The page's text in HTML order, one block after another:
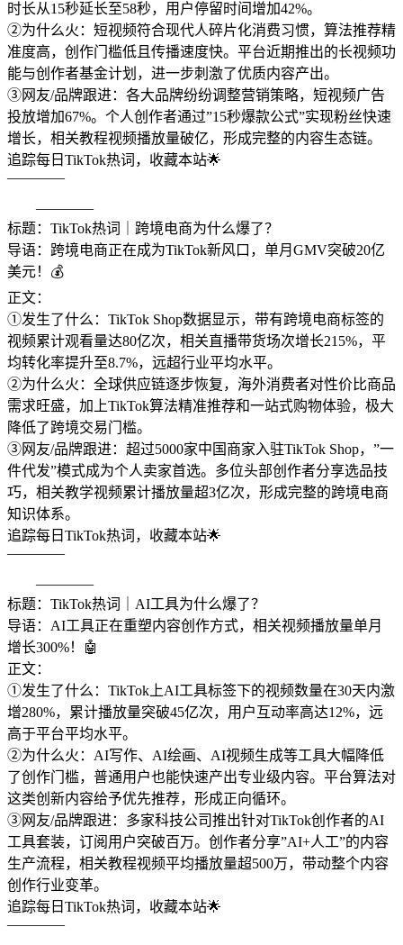
时长从15秒延长至58秒，用户停留时间增加42%。
②为什么火：短视频符合现代人碎片化消费习惯，算法推荐精
准度高，创作门槛低且传播速度快。平台近期推出的长视频功
能与创作者基金计划，进一步刺激了优质内容产出。
③网友/品牌跟进：各大品牌纷纷调整营销策略，短视频广告
投放增加67%。个人创作者通过”15秒爆款公式”实现粉丝快速
增长，相关教程视频播放量破亿，形成完整的内容生态链。
追踪每日TikTok热词，收藏本站🌟
————
————
标题：TikTok热词｜跨境电商为什么爆了？
导语：跨境电商正在成为TikTok新风口，单月GMV突破20亿
美元！💰
正文：
①发生了什么：TikTok Shop数据显示，带有跨境电商标签的
视频累计观看量达80亿次，相关直播带货场次增长215%，平
均转化率提升至8.7%，远超行业平均水平。
②为什么火：全球供应链逐步恢复，海外消费者对性价比商品
需求旺盛，加上TikTok算法精准推荐和一站式购物体验，极大
降低了跨境交易门槛。
③网友/品牌跟进：超过5000家中国商家入驻TikTok Shop，”一
件代发”模式成为个人卖家首选。多位头部创作者分享选品技
巧，相关教学视频累计播放量超3亿次，形成完整的跨境电商
知识体系。
追踪每日TikTok热词，收藏本站🌟
————
————
标题：TikTok热词｜AI工具为什么爆了？
导语：AI工具正在重塑内容创作方式，相关视频播放量单月
增长300%！🤖
正文：
①发生了什么：TikTok上AI工具标签下的视频数量在30天内激
增280%，累计播放量突破45亿次，用户互动率高达12%，远
高于平台平均水平。
②为什么火：AI写作、AI绘画、AI视频生成等工具大幅降低
了创作门槛，普通用户也能快速产出专业级内容。平台算法对
这类创新内容给予优先推荐，形成正向循环。
③网友/品牌跟进：多家科技公司推出针对TikTok创作者的AI
工具套装，订阅用户突破百万。创作者分享”AI+人工”的内容
生产流程，相关教程视频平均播放量超500万，带动整个内容
创作行业变革。
追踪每日TikTok热词，收藏本站🌟
————